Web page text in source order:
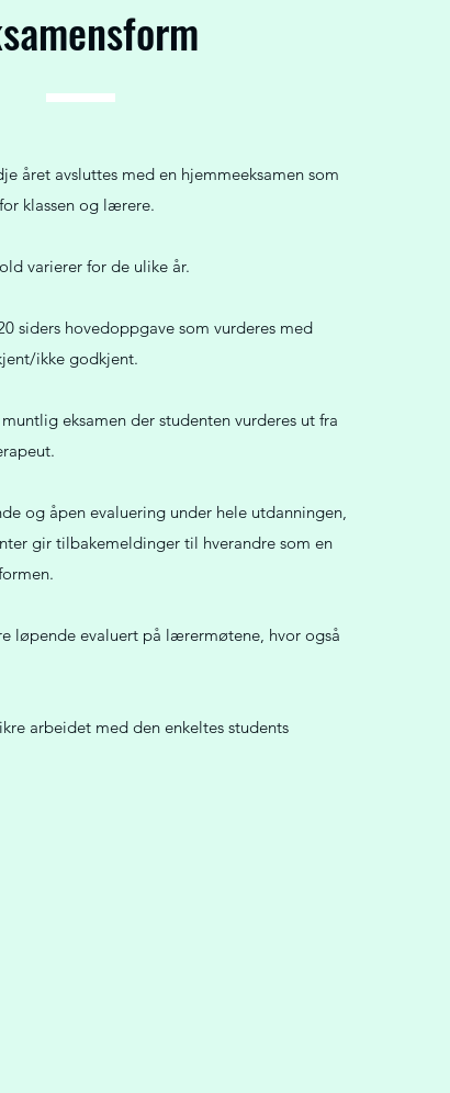
året avsluttes med en hjemmeeksamen som
klassen og lærere.
varierer for de ulike år.
siders hovedoppgave som vurderes med
ikke godkjent.
eksamen der studenten vurderes ut fra
og åpen evaluering under hele utdanningen,
gir tilbakemeldinger til hverandre som en
løpende evaluert på lærermøtene, hvor også
arbeidet med den enkeltes students